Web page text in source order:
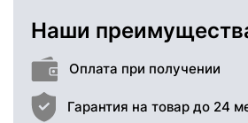
Наши
Оплата при получении
Гарантия на товар до 24